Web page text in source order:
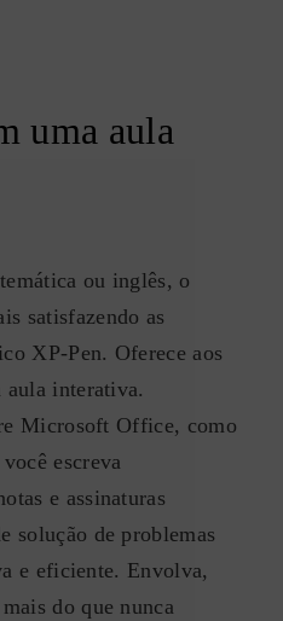
uma aula
ou inglês, o
satisfazendo as
XP-Pen. Oferece aos
aula interativa.
Microsoft Office, como
escreva
e assinaturas
solução de problemas
e eficiente. Envolva,
do que nunca